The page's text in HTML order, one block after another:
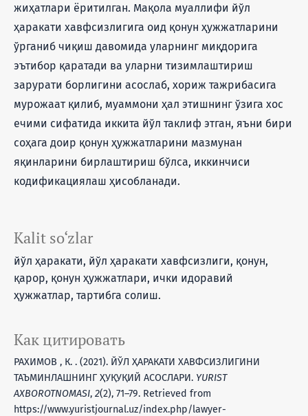
Kalit so‘zlar
йўл ҳаракати, йўл ҳаракати хавфсизлиги, қонун,
қарор, қонун ҳужжатлари, ички идоравий
ҳужжатлар, тартибга солиш.
Как цитировать
РАХИМОВ , К. . (2021). ЙЎЛ ҲАРАКАТИ ХАВФСИЗЛИГИНИ
ТАЪМИНЛАШНИНГ ҲУҚУҚИЙ АСОСЛАРИ. YURIST
AXBOROTNOMASI, 2(2), 71–79. Retrieved from
https://www.yuristjournal.uz/index.php/lawyer-
жиҳатлари ёритилган. Мақола муаллифи йўл
ҳаракати хавфсизлигига оид қонун ҳужжатларини
ўрганиб чиқиш давомида уларнинг миқдорига
эътибор қаратади ва уларни тизимлаштириш
зарурати борлигини асослаб, хориж тажрибасига
мурожаат қилиб, муаммони ҳал этишнинг ўзига хос
ечими сифатида иккита йўл таклиф этган, яъни бири
соҳага доир қонун ҳужжатларини мазмунан
яқинларини бирлаштириш бўлса, иккинчиси
кодификациялаш ҳисобланади.